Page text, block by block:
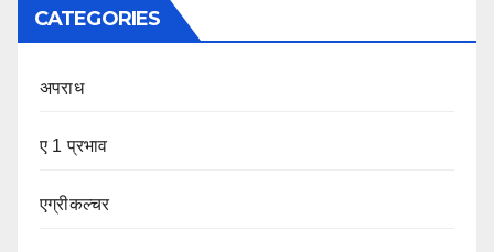
CATEGORIES
अपराध
ए 1 प्रभाव
एग्रीकल्चर